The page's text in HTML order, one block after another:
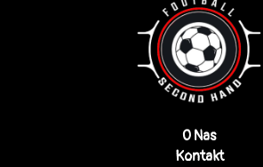
O Nas
Kontakt